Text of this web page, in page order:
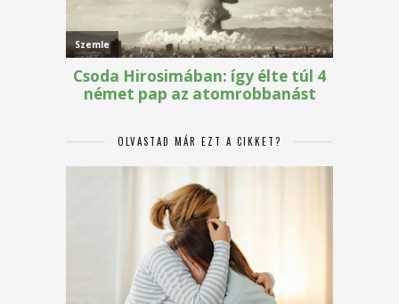
OLVASTAD MÁR EZT A CIKKET?